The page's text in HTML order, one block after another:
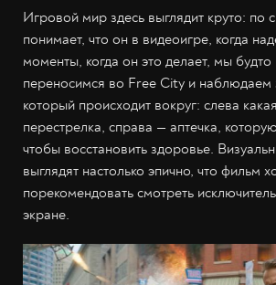
Игровой мир здесь выглядит круто: по
понимает, что он в видеоигре, когда
моменты, когда он это делает, мы
переносимся во Free City и наблюдаем
который происходит вокруг: слева
перестрелка, справа — аптечка,
чтобы восстановить здоровье.
выглядят настолько эпично, что фильм
порекомендовать смотреть
экране.